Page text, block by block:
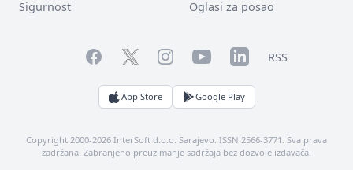
Sigurnost Oglasi za posao
FacebookTwitterInstagramYouTubeLinkedInRSS
App Store Google Play
Copyright 2000-2026 InterSoft d.o.o. Sarajevo. ISSN 2566-3771. Sva prava
zadržana. Zabranjeno preuzimanje sadržaja bez dozvole izdavača.